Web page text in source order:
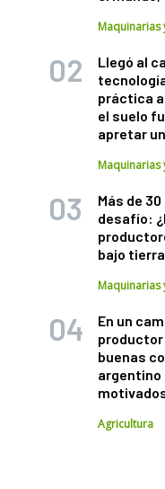
Maquinarias
Llegó al
práctica
el suelo
apretar
Maquinarias
Más de
desafío:
bajo
Maquinarias
En un
buenas
argentino
Agricultura